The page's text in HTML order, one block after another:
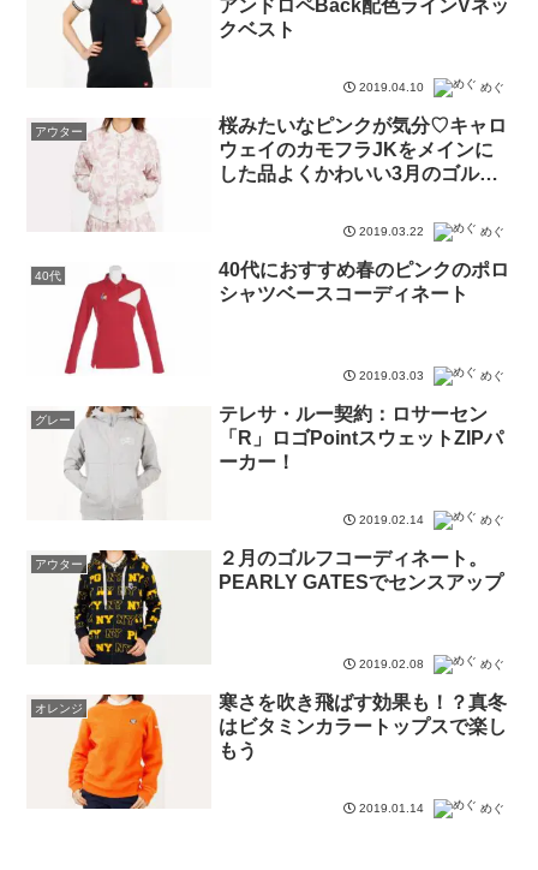
アンドロペBack配色ラインVネッ
クベスト
2019.04.10 めぐ
アウター
桜みたいなピンクが気分♡キャロ
ウェイのカモフラJKをメインに
した品よくかわいい3月のゴルフ
2019.03.22 めぐ
40代
40代におすすめ春のピンクのポロ
シャツベースコーディネート
2019.03.03 めぐ
グレー
テレサ・ルー契約：ロサーセン
「R」ロゴPointスウェットZIPパ
ーカー！
2019.02.14 めぐ
アウター
２月のゴルフコーディネート。
PEARLY GATESでセンスアップ
2019.02.08 めぐ
オレンジ
寒さを吹き飛ばす効果も！？真冬
はビタミンカラートップスで楽し
もう
2019.01.14 めぐ